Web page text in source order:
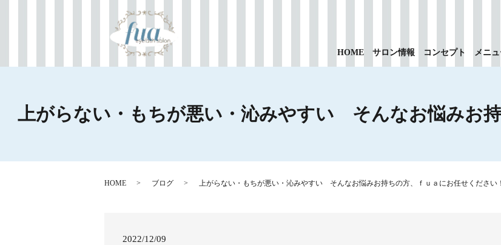
HOME サロン情報 コンセプト メニ
上がらない・もちが悪い・沁みやすい そんなお悩みお
HOME ブログ 上がらない・もちが悪い・沁みやすい そんなお悩みお持ちの方、ｆｕａにお任せください！
2022/12/09